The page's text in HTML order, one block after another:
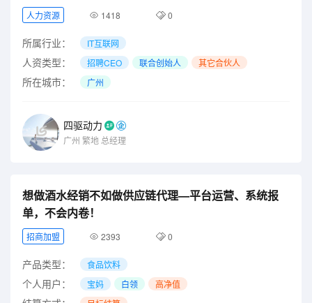
人力资源 1418 0
所属行业： IT互联网
人资类型： 招聘CEO 联合创始人 其它合伙人
所在城市： 广州
四驱动力
广州 繁地 总经理
想做酒水经销不如做供应链代理—平台运营、系统报
单，不会内卷！
招商加盟 2393 0
产品类型： 食品饮料
个人用户： 宝妈 白领 高净值